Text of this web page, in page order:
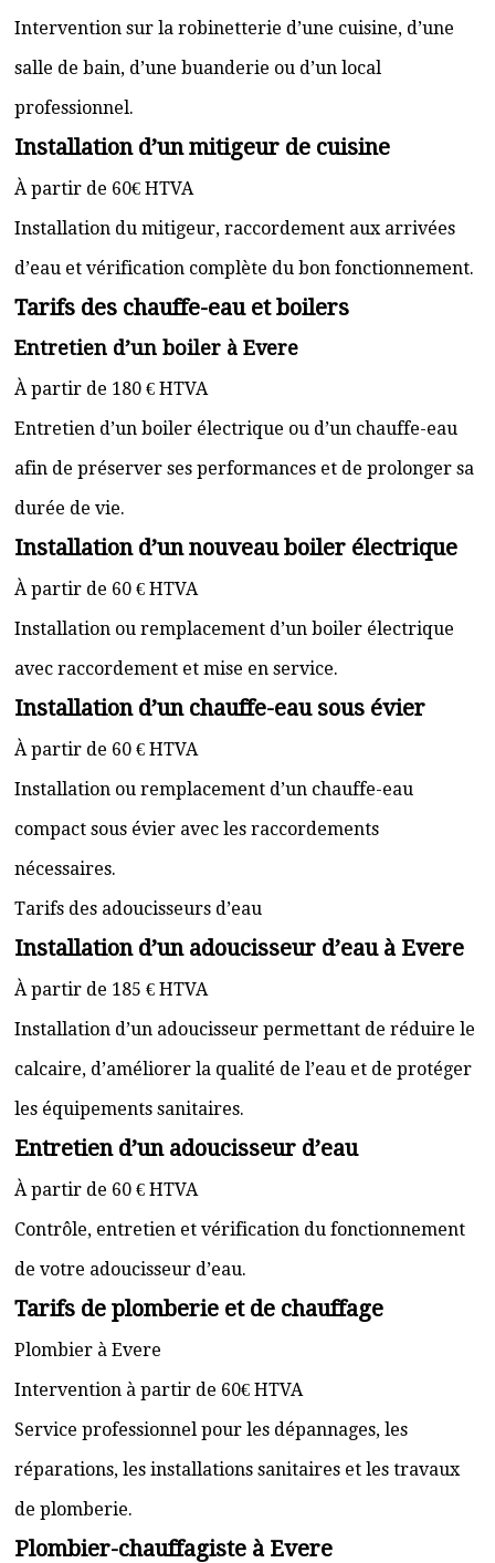
Intervention sur la robinetterie d’une cuisine, d’une
salle de bain, d’une buanderie ou d’un local
professionnel.
Installation d’un mitigeur de cuisine
À partir de 60€ HTVA
Installation du mitigeur, raccordement aux arrivées
d’eau et vérification complète du bon fonctionnement.
Tarifs des chauffe-eau et boilers
Entretien d’un boiler à Evere
À partir de 180 € HTVA
Entretien d’un boiler électrique ou d’un chauffe-eau
afin de préserver ses performances et de prolonger sa
durée de vie.
Installation d’un nouveau boiler électrique
À partir de 60 € HTVA
Installation ou remplacement d’un boiler électrique
avec raccordement et mise en service.
Installation d’un chauffe-eau sous évier
À partir de 60 € HTVA
Installation ou remplacement d’un chauffe-eau
compact sous évier avec les raccordements
nécessaires.
Tarifs des adoucisseurs d’eau
Installation d’un adoucisseur d’eau à Evere
À partir de 185 € HTVA
Installation d’un adoucisseur permettant de réduire le
calcaire, d’améliorer la qualité de l’eau et de protéger
les équipements sanitaires.
Entretien d’un adoucisseur d’eau
À partir de 60 € HTVA
Contrôle, entretien et vérification du fonctionnement
de votre adoucisseur d’eau.
Tarifs de plomberie et de chauffage
Plombier à Evere
Intervention à partir de 60€ HTVA
Service professionnel pour les dépannages, les
réparations, les installations sanitaires et les travaux
de plomberie.
Plombier-chauffagiste à Evere